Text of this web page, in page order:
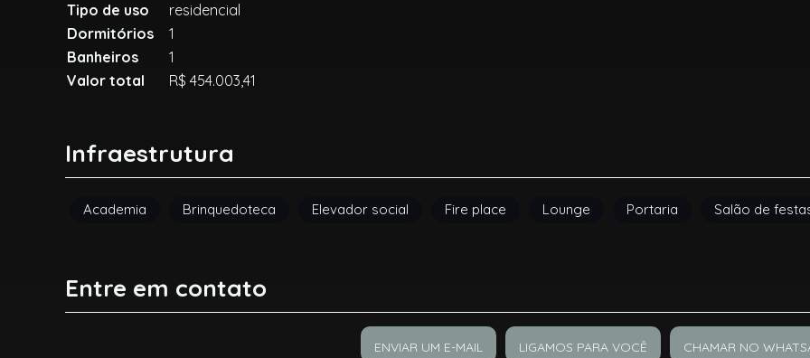
Tipo de uso
residencial
Dormitórios
1
Banheiros
1
Valor total
R$ 454.003,41
Infraestrutura
Academia Brinquedoteca Elevador social Fire place Lounge Portaria Salão de
Entre em contato
ENVIAR UM E-MAIL LIGAMOS PARA VOCÊ CHAMAR NO